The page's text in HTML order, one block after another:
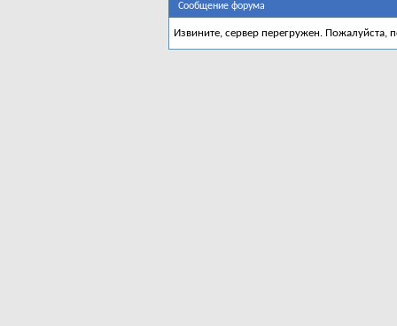
Сообщение форума
Извините, сервер перегружен. Пожалуйста,